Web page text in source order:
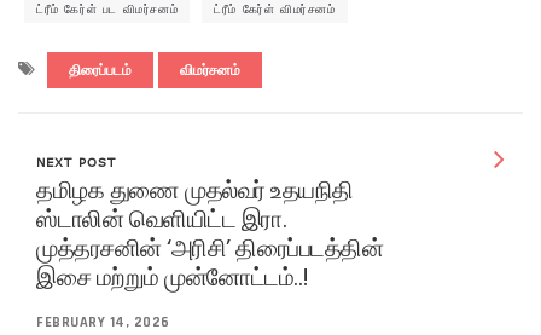
ட்ரீம் கேர்ள் பட விமர்சனம் ட்ரீம் கேர்ள் விமர்சனம்
திரைப்படம் விமர்சனம்
NEXT POST
தமிழக துணை முதல்வர் உதயநிதி
ஸ்டாலின் வெளியிட்ட இரா.‌
முத்தரசனின் ‘அரிசி’ திரைப்படத்தின்
இசை மற்றும் முன்னோட்டம்..!
FEBRUARY 14, 2026